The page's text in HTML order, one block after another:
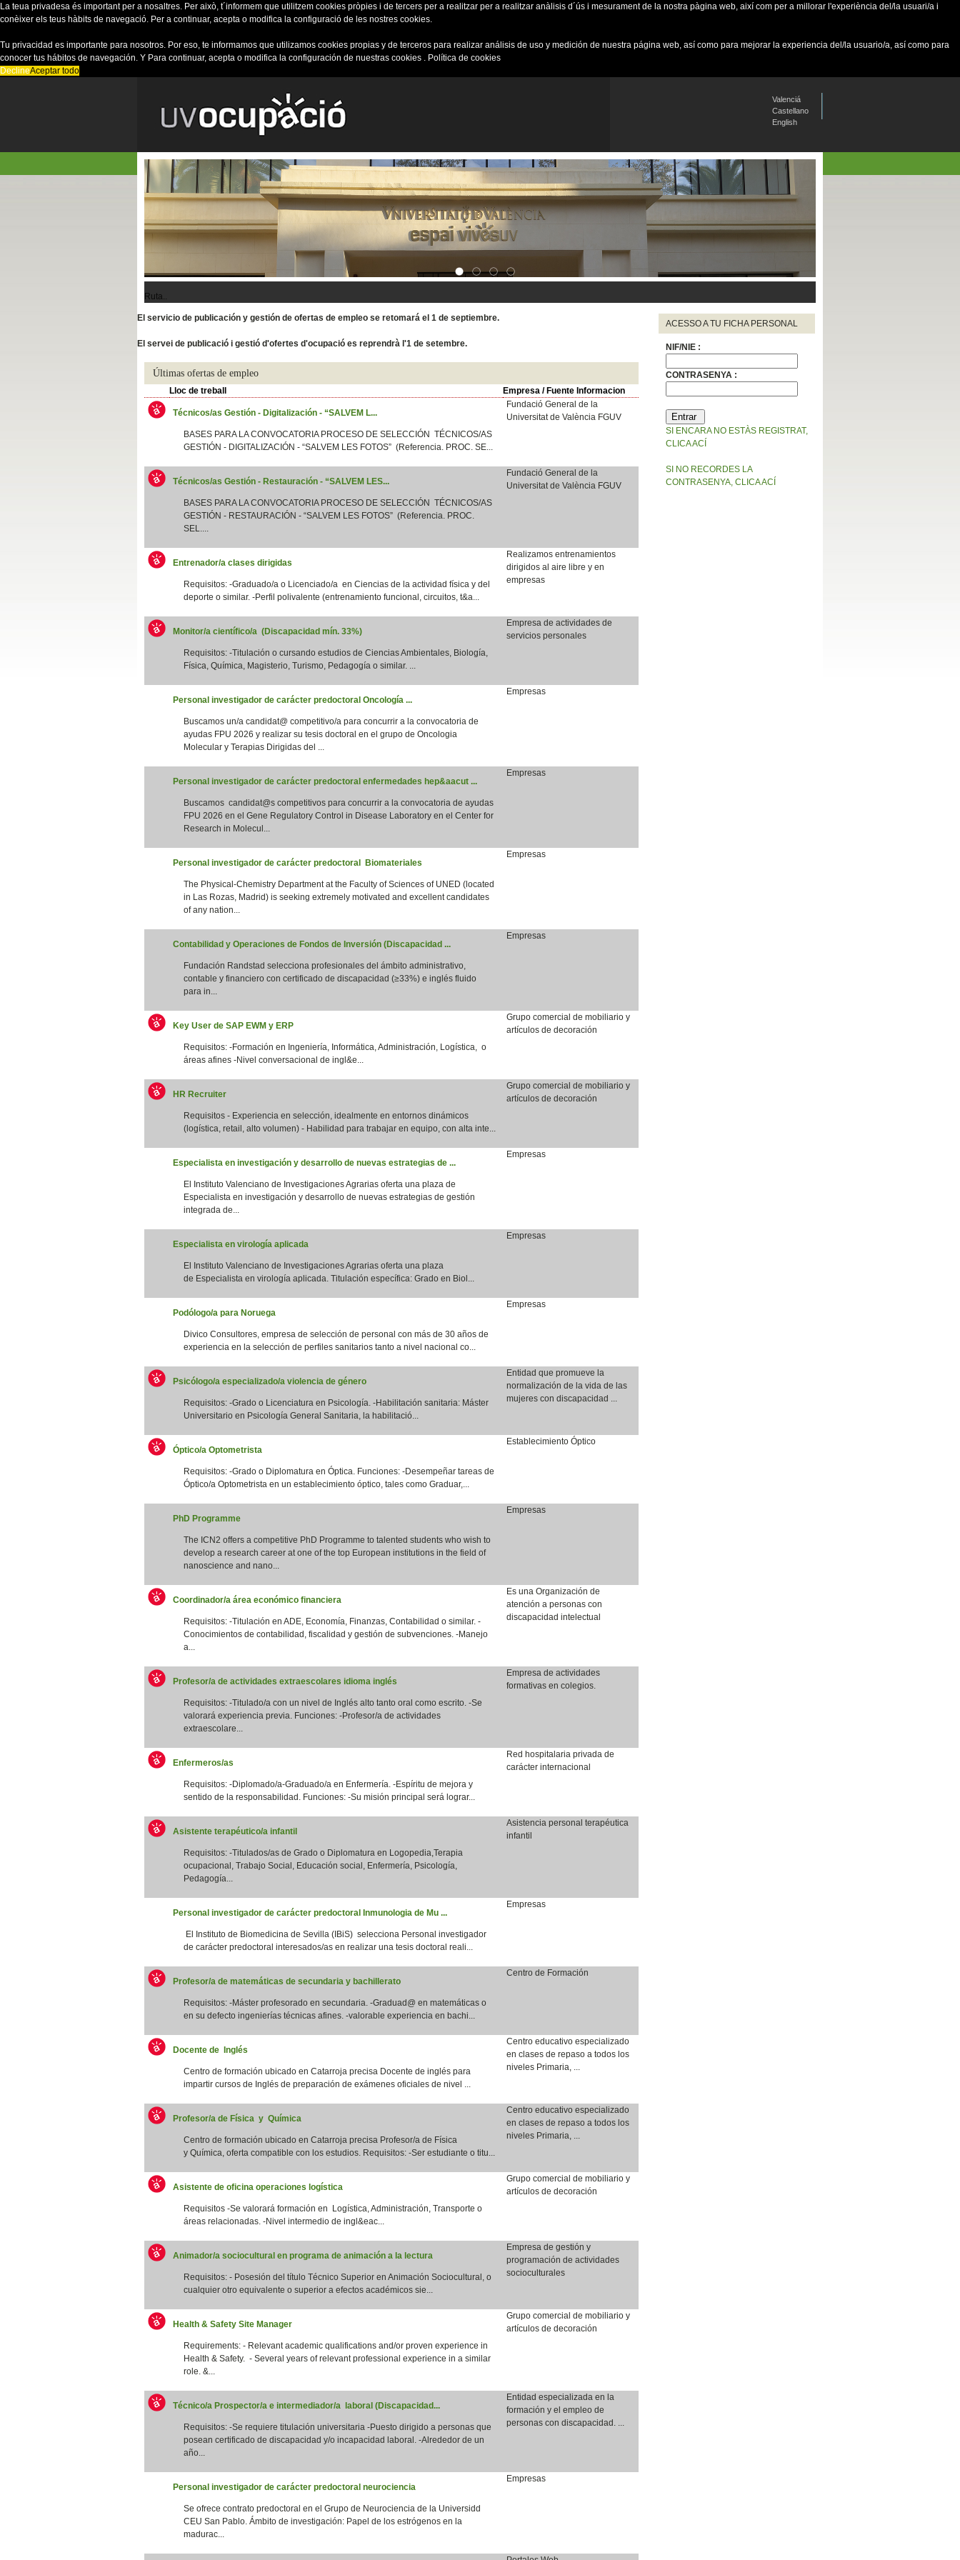
La teua privadesa és important per a nosaltres. Per això, t´informem que utilitzem cookies pròpies i de tercers per a realitzar per a realitzar anàlisis d´ús i mesurament de la nostra pàgina web, així com per a millorar l'experiència del/la usuari/a i
conèixer els teus hàbits de navegació. Per a continuar, acepta o modifica la configuració de les nostres cookies.
Tu privacidad es importante para nosotros. Por eso, te informamos que utilizamos cookies propias y de terceros para realizar análisis de uso y medición de nuestra página web, así como para mejorar la experiencia del/la usuario/a, así como para
conocer tus hábitos de navegación. Y Para continuar, acepta o modifica la configuración de nuestras cookies . Política de cookies
DeclineAceptar todo
Valenciá
Castellano
English
Ruta..
ACESSO A TU FICHA PERSONAL
NIF/NIE :
CONTRASENYA :
SI ENCARA NO ESTÀS REGISTRAT,
CLICA ACÍ
SI NO RECORDES LA
CONTRASENYA, CLICA ACÍ
El servicio de publicación y gestión de ofertas de empleo se retomará el 1 de septiembre.
El servei de publicació i gestió d'ofertes d'ocupació es reprendrà l'1 de setembre.
Últimas ofertas de empleo
Lloc de treball Empresa / Fuente Informacion
Técnicos/as Gestión - Digitalización - “SALVEM L...
BASES PARA LA CONVOCATORIA PROCESO DE SELECCIÓN TÉCNICOS/AS
GESTIÓN - DIGITALIZACIÓN - “SALVEM LES FOTOS” (Referencia. PROC. SE...
Fundació General de la
Universitat de València FGUV
Técnicos/as Gestión - Restauración - “SALVEM LES...
BASES PARA LA CONVOCATORIA PROCESO DE SELECCIÓN TÉCNICOS/AS
GESTIÓN - RESTAURACIÓN - “SALVEM LES FOTOS” (Referencia. PROC.
SEL....
Fundació General de la
Universitat de València FGUV
Entrenador/a clases dirigidas
Requisitos: -Graduado/a o Licenciado/a en Ciencias de la actividad física y del
deporte o similar. -Perfil polivalente (entrenamiento funcional, circuitos, t&a...
Realizamos entrenamientos
dirigidos al aire libre y en
empresas
Monitor/a científico/a (Discapacidad mín. 33%)
Requisitos: -Titulación o cursando estudios de Ciencias Ambientales, Biología,
Física, Química, Magisterio, Turismo, Pedagogía o similar. ...
Empresa de actividades de
servicios personales
Personal investigador de carácter predoctoral Oncología ...
Buscamos un/a candidat@ competitivo/a para concurrir a la convocatoria de
ayudas FPU 2026 y realizar su tesis doctoral en el grupo de Oncologia
Molecular y Terapias Dirigidas del ...
Empresas
Personal investigador de carácter predoctoral enfermedades hep&aacut ...
Buscamos candidat@s competitivos para concurrir a la convocatoria de ayudas
FPU 2026 en el Gene Regulatory Control in Disease Laboratory en el Center for
Research in Molecul...
Empresas
Personal investigador de carácter predoctoral Biomateriales
The Physical-Chemistry Department at the Faculty of Sciences of UNED (located
in Las Rozas, Madrid) is seeking extremely motivated and excellent candidates
of any nation...
Empresas
Contabilidad y Operaciones de Fondos de Inversión (Discapacidad ...
Fundación Randstad selecciona profesionales del ámbito administrativo,
contable y financiero con certificado de discapacidad (≥33%) e inglés fluido
para in...
Empresas
Key User de SAP EWM y ERP
Requisitos: -Formación en Ingeniería, Informática, Administración, Logística, o
áreas afines -Nivel conversacional de ingl&e...
Grupo comercial de mobiliario y
artículos de decoración
HR Recruiter
Requisitos - Experiencia en selección, idealmente en entornos dinámicos
(logística, retail, alto volumen) - Habilidad para trabajar en equipo, con alta inte...
Grupo comercial de mobiliario y
artículos de decoración
Especialista en investigación y desarrollo de nuevas estrategias de ...
El Instituto Valenciano de Investigaciones Agrarias oferta una plaza de
Especialista en investigación y desarrollo de nuevas estrategias de gestión
integrada de...
Empresas
Especialista en virología aplicada
El Instituto Valenciano de Investigaciones Agrarias oferta una plaza
de Especialista en virología aplicada. Titulación específica: Grado en Biol...
Empresas
Podólogo/a para Noruega
Divico Consultores, empresa de selección de personal con más de 30 años de
experiencia en la selección de perfiles sanitarios tanto a nivel nacional co...
Empresas
Psicólogo/a especializado/a violencia de género
Requisitos: -Grado o Licenciatura en Psicología. -Habilitación sanitaria: Máster
Universitario en Psicología General Sanitaria, la habilitació...
Entidad que promueve la
normalización de la vida de las
mujeres con discapacidad ...
Óptico/a Optometrista
Requisitos: -Grado o Diplomatura en Óptica. Funciones: -Desempeñar tareas de
Óptico/a Optometrista en un establecimiento óptico, tales como Graduar,...
Establecimiento Óptico
PhD Programme
The ICN2 offers a competitive PhD Programme to talented students who wish to
develop a research career at one of the top European institutions in the field of
nanoscience and nano...
Empresas
Coordinador/a área económico financiera
Requisitos: -Titulación en ADE, Economía, Finanzas, Contabilidad o similar. -
Conocimientos de contabilidad, fiscalidad y gestión de subvenciones. -Manejo
a...
Es una Organización de
atención a personas con
discapacidad intelectual
Profesor/a de actividades extraescolares idioma inglés
Requisitos: -Titulado/a con un nivel de Inglés alto tanto oral como escrito. -Se
valorará experiencia previa. Funciones: -Profesor/a de actividades
extraescolare...
Empresa de actividades
formativas en colegios.
Enfermeros/as
Requisitos: -Diplomado/a-Graduado/a en Enfermería. -Espíritu de mejora y
sentido de la responsabilidad. Funciones: -Su misión principal será lograr...
Red hospitalaria privada de
carácter internacional
Asistente terapéutico/a infantil
Requisitos: -Titulados/as de Grado o Diplomatura en Logopedia,Terapia
ocupacional, Trabajo Social, Educación social, Enfermería, Psicología,
Pedagogía...
Asistencia personal terapéutica
infantil
Personal investigador de carácter predoctoral Inmunologia de Mu ...
El Instituto de Biomedicina de Sevilla (IBiS) selecciona Personal investigador
de carácter predoctoral interesados/as en realizar una tesis doctoral reali...
Empresas
Profesor/a de matemáticas de secundaria y bachillerato
Requisitos: -Máster profesorado en secundaria. -Graduad@ en matemáticas o
en su defecto ingenierías técnicas afines. -valorable experiencia en bachi...
Centro de Formación
Docente de Inglés
Centro de formación ubicado en Catarroja precisa Docente de inglés para
impartir cursos de Inglés de preparación de exámenes oficiales de nivel ...
Centro educativo especializado
en clases de repaso a todos los
niveles Primaria, ...
Profesor/a de Física y Química
Centro de formación ubicado en Catarroja precisa Profesor/a de Física
y Química, oferta compatible con los estudios. Requisitos: -Ser estudiante o titu...
Centro educativo especializado
en clases de repaso a todos los
niveles Primaria, ...
Asistente de oficina operaciones logística
Requisitos -Se valorará formación en Logística, Administración, Transporte o
áreas relacionadas. -Nivel intermedio de ingl&eac...
Grupo comercial de mobiliario y
artículos de decoración
Animador/a sociocultural en programa de animación a la lectura
Requisitos: - Posesión del título Técnico Superior en Animación Sociocultural, o
cualquier otro equivalente o superior a efectos académicos sie...
Empresa de gestión y
programación de actividades
socioculturales
Health & Safety Site Manager
Requirements: - Relevant academic qualifications and/or proven experience in
Health & Safety. - Several years of relevant professional experience in a similar
role. &...
Grupo comercial de mobiliario y
artículos de decoración
Técnico/a Prospector/a e intermediador/a laboral (Discapacidad...
Requisitos: -Se requiere titulación universitaria -Puesto dirigido a personas que
posean certificado de discapacidad y/o incapacidad laboral. -Alrededor de un
año...
Entidad especializada en la
formación y el empleo de
personas con discapacidad. ...
Personal investigador de carácter predoctoral neurociencia
Se ofrece contrato predoctoral en el Grupo de Neurociencia de la Universidd
CEU San Pablo. Ámbito de investigación: Papel de los estrógenos en la
madurac...
Empresas